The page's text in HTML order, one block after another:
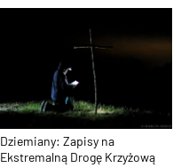
Dziemiany: Zapisy na
Ekstremalną Drogę Krzyżową